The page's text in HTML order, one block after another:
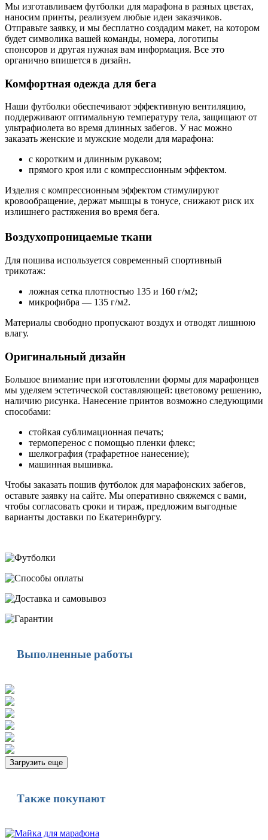
Мы изготавливаем футболки для марафона в разных цветах,
наносим принты, реализуем любые идеи заказчиков.
Отправьте заявку, и мы бесплатно создадим макет, на котором
будет символика вашей команды, номера, логотипы
спонсоров и другая нужная вам информация. Все это
органично впишется в дизайн.
Комфортная одежда для бега
Наши футболки обеспечивают эффективную вентиляцию,
поддерживают оптимальную температуру тела, защищают от
ультрафиолета во время длинных забегов. У нас можно
заказать женские и мужские модели для марафона:
с коротким и длинным рукавом;
прямого кроя или с компрессионным эффектом.
Изделия с компрессионным эффектом стимулируют
кровообращение, держат мышцы в тонусе, снижают риск их
излишнего растяжения во время бега.
Воздухопроницаемые ткани
Для пошива используется современный спортивный
трикотаж:
ложная сетка плотностью 135 и 160 г/м2;
микрофибра — 135 г/м2.
Материалы свободно пропускают воздух и отводят лишнюю
влагу.
Оригинальный дизайн
Большое внимание при изготовлении формы для марафонцев
мы уделяем эстетической составляющей: цветовому решению,
наличию рисунка. Нанесение принтов возможно следующими
способами:
стойкая сублимационная печать;
термоперенос с помощью пленки флекс;
шелкография (трафаретное нанесение);
машинная вышивка.
Чтобы заказать пошив футболок для марафонских забегов,
оставьте заявку на сайте. Мы оперативно свяжемся с вами,
чтобы согласовать сроки и тираж, предложим выгодные
варианты доставки по Екатеринбургу.
Выполненные работы
Загрузить еще
Также покупают